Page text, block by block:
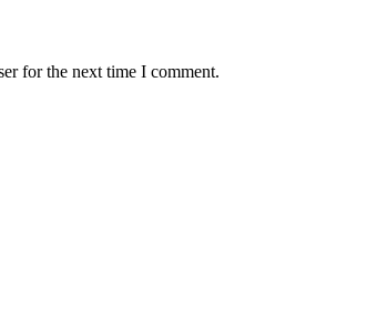
for the next time I comment.